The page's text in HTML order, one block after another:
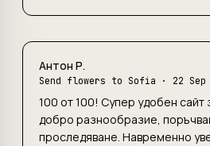
Антон Р.
Send flowers to Sofia · 22 Sep
100 от 100! Супер удобен сайт
добро разнообразие,
проследяване. Навременно